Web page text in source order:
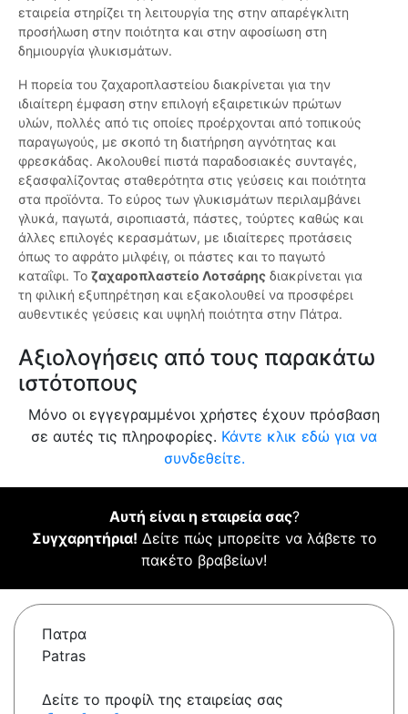
εταιρεία στηρίζει τη λειτουργία της στην απαρέγκλιτη
προσήλωση στην ποιότητα και στην αφοσίωση στη
δημιουργία γλυκισμάτων.
Η πορεία του ζαχαροπλαστείου διακρίνεται για την
ιδιαίτερη έμφαση στην επιλογή εξαιρετικών πρώτων
υλών, πολλές από τις οποίες προέρχονται από τοπικούς
παραγωγούς, με σκοπό τη διατήρηση αγνότητας και
φρεσκάδας. Ακολουθεί πιστά παραδοσιακές συνταγές,
εξασφαλίζοντας σταθερότητα στις γεύσεις και ποιότητα
στα προϊόντα. Το εύρος των γλυκισμάτων περιλαμβάνει
γλυκά, παγωτά, σιροπιαστά, πάστες, τούρτες καθώς και
άλλες επιλογές κερασμάτων, με ιδιαίτερες προτάσεις
όπως το αφράτο μιλφέιγ, οι πάστες και το παγωτό
καταΐφι. Το ζαχαροπλαστείο Λοτσάρης διακρίνεται για
τη φιλική εξυπηρέτηση και εξακολουθεί να προσφέρει
αυθεντικές γεύσεις και υψηλή ποιότητα στην Πάτρα.
Αξιολογήσεις από τους παρακάτω
ιστότοπους
Μόνο οι εγγεγραμμένοι χρήστες έχουν πρόσβαση
σε αυτές τις πληροφορίες. Κάντε κλικ εδώ για να
συνδεθείτε.
Αυτή είναι η εταιρεία σας?
Συγχαρητήρια! Δείτε πώς μπορείτε να λάβετε το
πακέτο βραβείων!
Πατρα
Patras
Δείτε το προφίλ της εταιρείας σας